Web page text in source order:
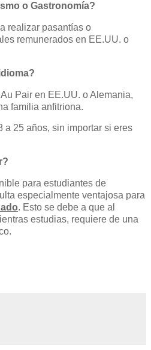
o Gastronomía?
realizar pasantías o
remunerados en EE.UU. o
Pair en EE.UU. o Alemania,
familia anfitriona.
a 25 años, sin importar si eres
para estudiantes de
especialmente ventajosa para
. Esto se debe a que al
estudias, requiere de una